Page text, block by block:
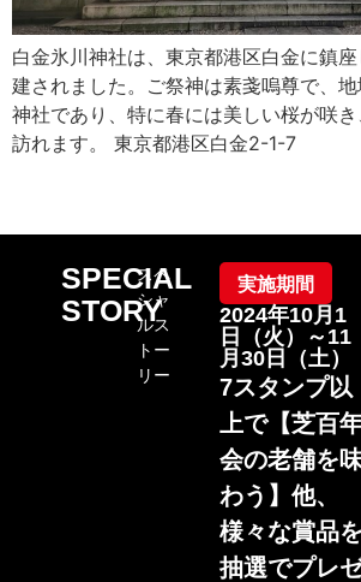
白金氷川神社は、東京都港区白金に鎮
建されました。ご祭神は素戔嗚尊で、
神社であり、特に春には美しい桜が咲
訪れます。 東京都港区白金2-1-7
SPECIAL
STORY
スペ
シャ
ルス
トー
リー
実施期間
2024年10月1
日（火）～11
月30日（土）
7スタンプ以
上で【芝百
会の老舗を
わう】他、
様々な賞品を
抽選でプレ